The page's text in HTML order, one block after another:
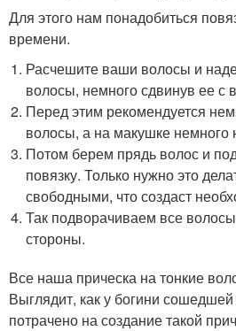
Для этого нам понадобиться
времени.
Расчешите ваши волосы и
волосы, немного сдвинув ее с
Перед этим рекомендуется
волосы, а на макушке немного
Потом берем прядь волос и
повязку. Только нужно это
свободными, что создаст
Так подворачиваем все
стороны.
Все наша прическа на тонкие
Выглядит, как у богини
потрачено на создание такой